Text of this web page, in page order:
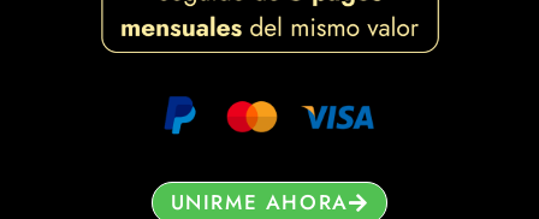
UNIRME AHORA